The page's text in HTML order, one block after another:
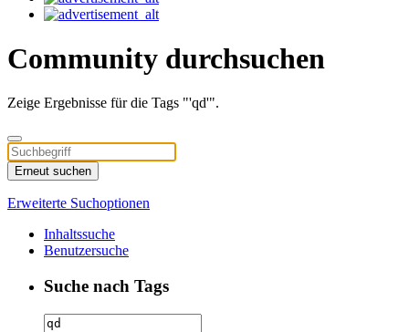
Community durchsuchen
Zeige Ergebnisse für die Tags "'qd'".
Erneut suchen
Erweiterte Suchoptionen
Inhaltssuche
Benutzersuche
Suche nach Tags